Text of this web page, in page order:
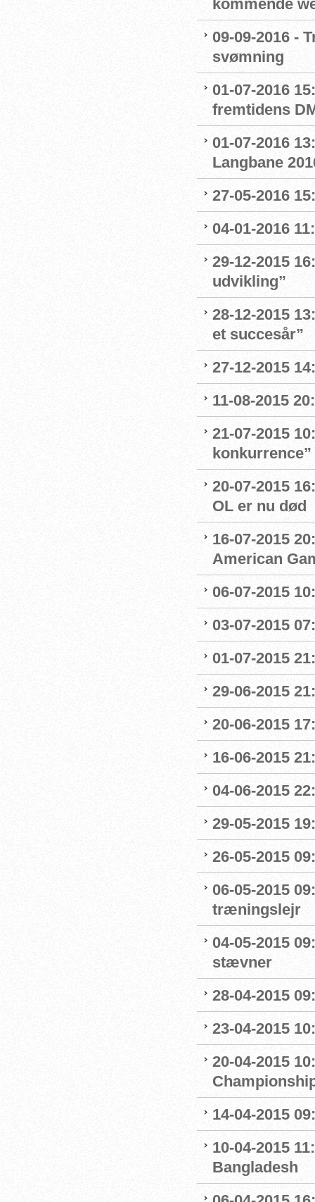
kommende
09-09-2016 -
svømning
01-07-2016
fremtidens
01-07-2016
Langbane
27-05-2016
04-01-2016
29-12-2015
udvikling”
28-12-2015
et succesår”
27-12-2015
11-08-2015
21-07-2015
konkurrence”
20-07-2015
OL er nu død
16-07-2015
American
06-07-2015
03-07-2015
01-07-2015
29-06-2015
20-06-2015
16-06-2015
04-06-2015
29-05-2015
26-05-2015
06-05-2015
træningslejr
04-05-2015
stævner
28-04-2015
23-04-2015
20-04-2015
14-04-2015
10-04-2015
Bangladesh